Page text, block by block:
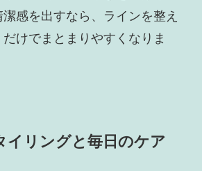
感を出すなら、ラインを整え
けでまとまりやすくなりま
イリングと毎日のケア